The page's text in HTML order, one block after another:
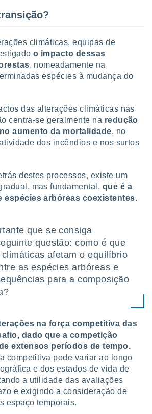
climáticas, equipas de
o impacto dessas
, nomeadamente na
espécies à mudança do
das alterações climáticas nas
centra-se geralmente na redução
aumento da mortalidade, no
dos incêndios e nos surtos
destes processos, existe um
mas fundamental, que é a
espécies arbóreas coexistentes.
que se consiga
questão: como é que
afetam o equilíbrio
as espécies arbóreas e
para a composição
na força competitiva das
dado que a competição
extensos períodos de tempo.
competitiva pode variar ao longo
e dos estados de vida de
a utilidade das avaliações
e exigindo a consideração de
espaço temporais.